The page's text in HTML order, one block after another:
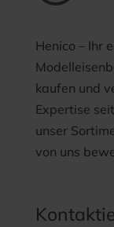
Henico – Ihr
kaufen und
Expertise
unser
von uns